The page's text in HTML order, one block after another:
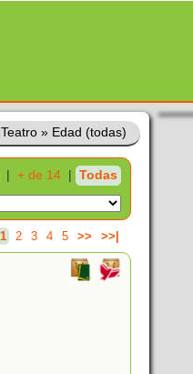
Teatro » Edad (todas)
| + de 14 | Todas
1 2 3 4 5 >> >>|